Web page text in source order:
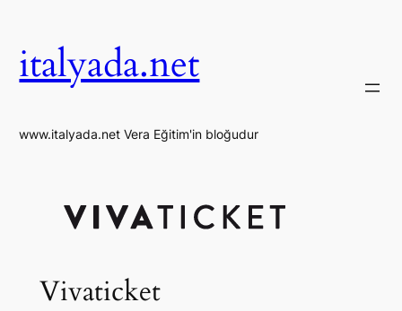
italyada.net
www.italyada.net Vera Eğitim'in bloğudur
Vivaticket